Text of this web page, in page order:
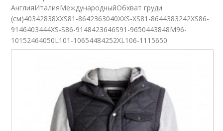
АнглияИталияМеждународныйОбхват груди
(см)40342838XXS81-8642363040XXS-XS81-8644383242XS86-
9146403444XS-S86-9148423646S91-9650443848M96-
10152464050L101-10654484252XL106-1115650